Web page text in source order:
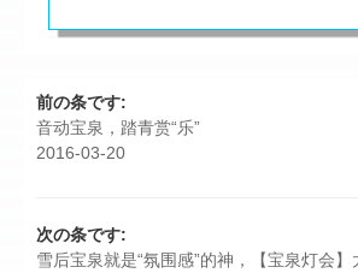
前の条です:
音动宝泉，踏青赏“乐”
2016-03-20
次の条です:
雪后宝泉就是“氛围感”的神，【宝泉灯会】